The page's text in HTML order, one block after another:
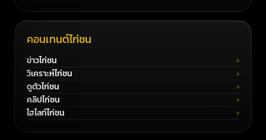
คอนเทนต์ไก่ชน
ข่าวไก่ชน
วิเคราะห์ไก่ชน
ดูตัวไก่ชน
คลิปไก่ชน
ไฮไลท์ไก่ชน